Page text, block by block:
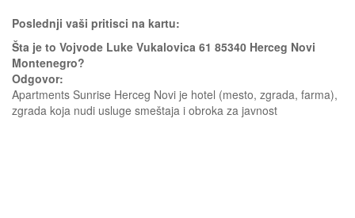
Poslednji vaši pritisci na kartu:
Šta je to Vojvode Luke Vukalovica 61 85340 Herceg Novi
Montenegro?
Odgovor:
Apartments Sunrise Herceg Novi je hotel (mesto, zgrada, farma),
zgrada koja nudi usluge smeštaja i obroka za javnost